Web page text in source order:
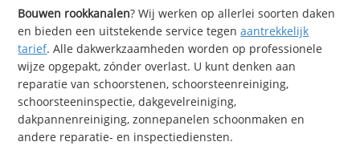
Bouwen rookkanalen? Wij werken op allerlei soorten daken
en bieden een uitstekende service tegenaantrekkelijk
tarief. Alle dakwerkzaamheden worden op professionele
wijze opgepakt, zónder overlast. U kunt denken aan
reparatie van schoorstenen, schoorsteenreiniging,
schoorsteeninspectie, dakgevelreiniging,
dakpannenreiniging, zonnepanelen schoonmaken en
andere reparatie- en inspectiediensten.